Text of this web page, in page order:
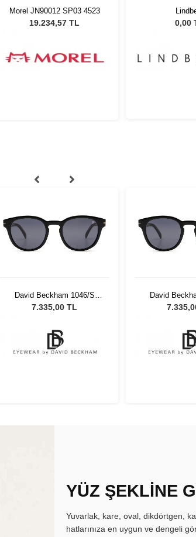
Morel JN90012 SP03 4523
19.234,57 TL 0,00
David Beckham 1046/S
807IR 50 Unisex Güneş
7.335,00 TL
David
807IR 50
YÜZ ŞEKLİNE
Yuvarlak, kare, oval, dikdörtgen,
hatlarınıza en uygun ve dengeli